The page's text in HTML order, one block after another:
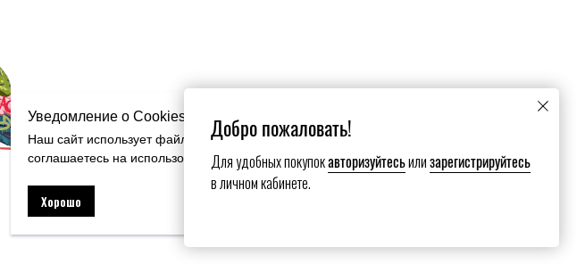
Добро пожаловать!
Для удобных покупокавторизуйтесьилизарегистрируйтесь
в личном кабинете.
Уведомление о Cookies
Наш сайт использует файлы cookie. Продолжая пользоваться сайтом вы
соглашаетесь на использование нами ваших файлов cookie.
Хорошо